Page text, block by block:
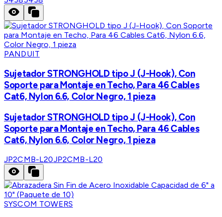
PANDUIT
Sujetador STRONGHOLD tipo J (J-Hook), Con
Soporte para Montaje en Techo, Para 46 Cables
Cat6, Nylon 6.6, Color Negro, 1 pieza
Sujetador STRONGHOLD tipo J (J-Hook), Con
Soporte para Montaje en Techo, Para 46 Cables
Cat6, Nylon 6.6, Color Negro, 1 pieza
JP2CMB-L20JP2CMB-L20
SYSCOM TOWERS